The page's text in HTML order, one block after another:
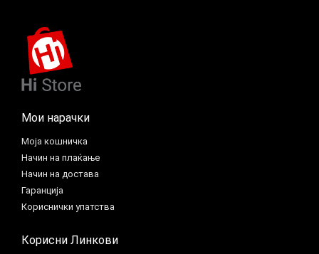
Мои нарачки
Моја кошничка
Начин на плаќање
Начин на достава
Гаранција
Кориснички упатства
Корисни Линкови